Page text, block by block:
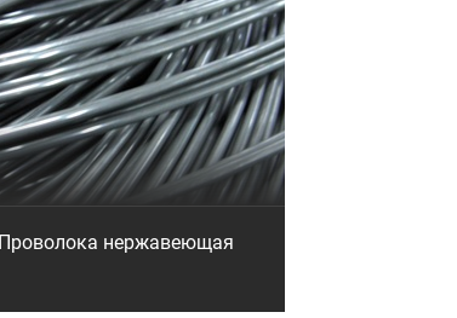
Проволока нержавеющая